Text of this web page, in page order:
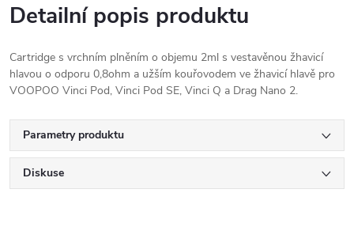
Detailní popis produktu
Cartridge s vrchním plněním o objemu 2ml s vestavěnou žhavicí
hlavou o odporu 0,8ohm a užším kouřovodem ve žhavicí hlavě pro
VOOPOO Vinci Pod, Vinci Pod SE, Vinci Q a Drag Nano 2.
Parametry produktu
Diskuse